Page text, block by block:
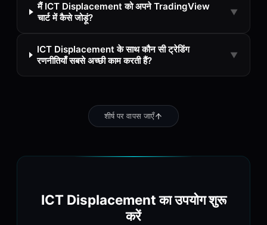
मैं ICT Displacement को अपने TradingView
चार्ट में कैसे जोड़ूं?
▼
ICT Displacement के साथ कौन सी ट्रेडिंग
रणनीतियाँ सबसे अच्छी काम करती हैं?
▼
शीर्ष पर वापस जाएँ
ICT Displacement का उपयोग शुरू
करें